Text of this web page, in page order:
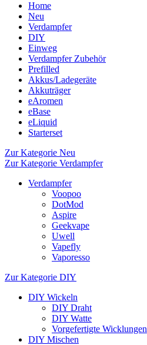
Home
Neu
Verdampfer
DIY
Einweg
Verdampfer Zubehör
Prefilled
Akkus/Ladegeräte
Akkuträger
eAromen
eBase
eLiquid
Starterset
Zur Kategorie Neu
Zur Kategorie Verdampfer
Verdampfer
Voopoo
DotMod
Aspire
Geekvape
Uwell
Vapefly
Vaporesso
Zur Kategorie DIY
DIY Wickeln
DIY Draht
DIY Watte
Vorgefertigte Wicklungen
DIY Mischen